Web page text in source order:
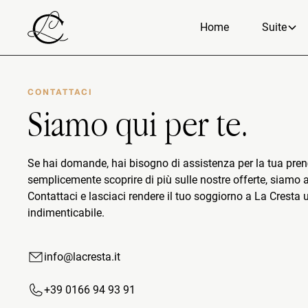
Home Suite
Ice Spa Room
Upgrade esclusivo: il tuo rifugio privato ti
aspetta.
Un rifugio
Due suite in una, perfetta per famiglie e
amici, con comfort esclusivi.
Tre camere da letto, due balconi, ricordi
alpini infiniti.
Eleva il
Master Suite
CONTATTACI
Siamo qui per te.
Se hai domande, hai bisogno di assistenza per la tua
semplicemente scoprire di più sulle nostre offerte, siamo
Contattaci e lasciaci rendere il tuo soggiorno a La Cresta
indimenticabile.
info@lacresta.it
+39 0166 94 93 91